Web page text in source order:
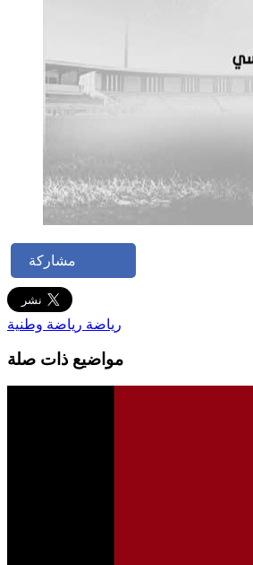
مشاركة
رياضة رياضة وطنية
مواضيع ذات صلة